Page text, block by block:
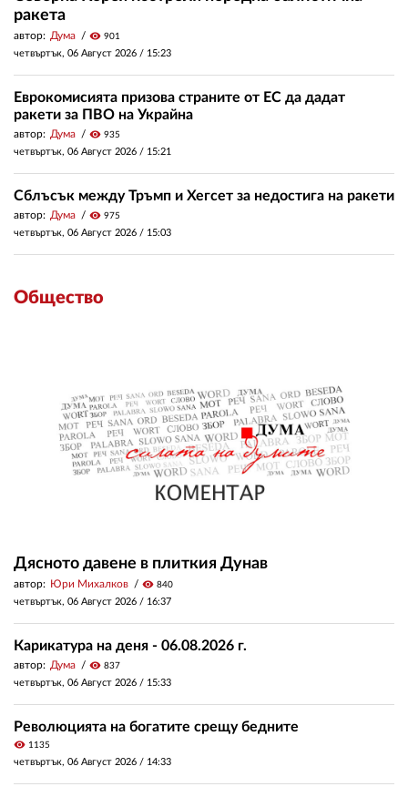
ракета
автор: Дума visibility 901
четвъртък, 06 Август 2026 / 15:23
Еврокомисията призова страните от ЕС да дадат
ракети за ПВО на Украйна
автор: Дума visibility 935
четвъртък, 06 Август 2026 / 15:21
Сблъсък между Тръмп и Хегсет за недостига на ракети
автор: Дума visibility 975
четвъртък, 06 Август 2026 / 15:03
Общество
Дясното давене в плиткия Дунав
автор: Юри Михалков visibility 840
четвъртък, 06 Август 2026 / 16:37
Карикатура на деня - 06.08.2026 г.
автор: Дума visibility 837
четвъртък, 06 Август 2026 / 15:33
Революцията на богатите срещу бедните
visibility 1135
четвъртък, 06 Август 2026 / 14:33